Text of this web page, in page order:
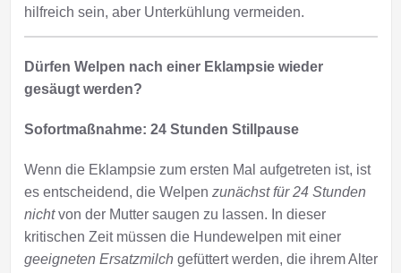
hilfreich sein, aber Unterkühlung vermeiden.
Dürfen Welpen nach einer Eklampsie wieder
gesäugt werden?
Sofortmaßnahme: 24 Stunden Stillpause
Wenn die Eklampsie zum ersten Mal aufgetreten ist, ist
es entscheidend, die Welpen zunächst für 24 Stunden
nichtvon der Mutter saugen zu lassen. In dieser
kritischen Zeit müssen die Hundewelpen mit einer
geeigneten Ersatzmilch gefüttert werden, die ihrem Alter